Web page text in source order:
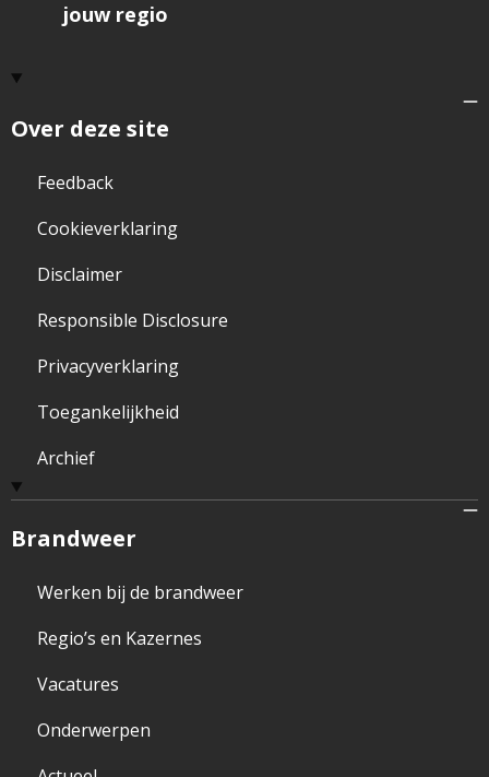
Over deze site
Feedback
Cookieverklaring
Disclaimer
Responsible Disclosure
Privacyverklaring
Toegankelijkheid
Archief
Brandweer
Werken bij de brandweer
Regio’s en Kazernes
Vacatures
Onderwerpen
jouw regio